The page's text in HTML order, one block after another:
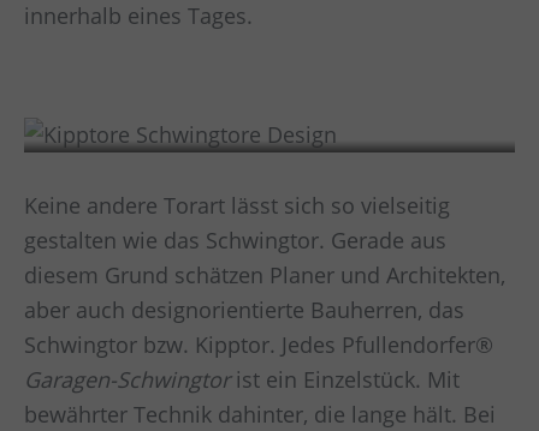
innerhalb eines Tages.
Keine andere Torart lässt sich so vielseitig
gestalten wie das Schwingtor. Gerade aus
diesem Grund schätzen Planer und Architekten,
aber auch designorientierte Bauherren, das
Schwingtor bzw. Kipptor. Jedes Pfullendorfer®
Garagen-Schwingtorist ein Einzelstück. Mit
bewährter Technik dahinter, die lange hält. Bei